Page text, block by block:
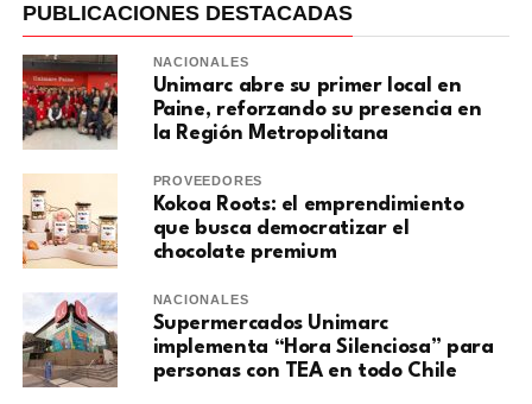
PUBLICACIONES DESTACADAS
NACIONALES
Unimarc abre su primer local en
Paine, reforzando su presencia en
la Región Metropolitana
PROVEEDORES
Kokoa Roots: el emprendimiento
que busca democratizar el
chocolate premium
NACIONALES
Supermercados Unimarc
implementa “Hora Silenciosa” para
personas con TEA en todo Chile